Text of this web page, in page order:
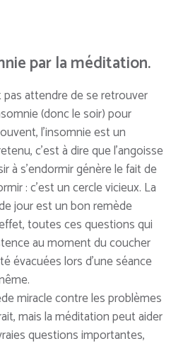
par la méditation.
pas attendre de se retrouver
(donc le soir) pour
l’insomnie est un
c’est à dire que l’angoisse
à s’endormir génère le fait de
: c’est un cercle vicieux. La
jour est un bon remède
toutes ces questions qui
au moment du coucher
évacuées lors d’une séance
miracle contre les problèmes
mais la méditation peut aider
questions importantes,